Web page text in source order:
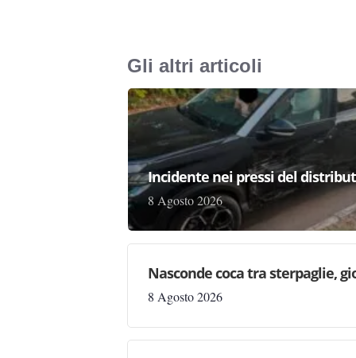
Gli altri articoli
Incidente nei pressi del
8 Agosto 2026
Nasconde coca tra sterpaglie,
8 Agosto 2026